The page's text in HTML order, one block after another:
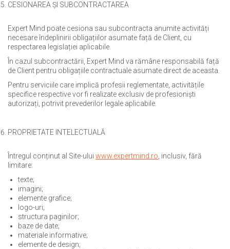
CESIONAREA ȘI SUBCONTRACTAREA
Expert Mind poate cesiona sau subcontracta anumite activități
necesare îndeplinirii obligațiilor asumate față de Client, cu
respectarea legislației aplicabile.
În cazul subcontractării, Expert Mind va rămâne responsabilă față
de Client pentru obligațiile contractuale asumate direct de aceasta.
Pentru serviciile care implică profesii reglementate, activitățile
specifice respective vor fi realizate exclusiv de profesioniști
autorizați, potrivit prevederilor legale aplicabile.
PROPRIETATE INTELECTUALĂ
Întregul conținut al Site-ului www.expertmind.ro , inclusiv, fără
limitare:
texte;
imagini;
elemente grafice;
logo-uri;
structura paginilor;
baze de date;
materiale informative;
elemente de design;